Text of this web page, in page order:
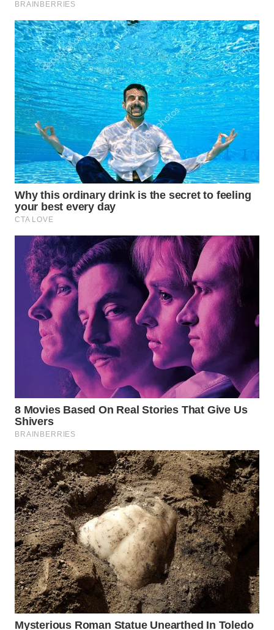
DEPOK
WN
TAPANULI
UTARA
WN
SAMOSIR
WN
PADANG
LAWAS
WN
SUMEDANG
WN
CIANJUR
WN
KEPULAUAN
SERIBU
WN
TANGERANG
BINJAI
WN
CIREBON
WN
INDRAMAYU
WN
KUNINGAN
WN
MAJALENGKA
WN